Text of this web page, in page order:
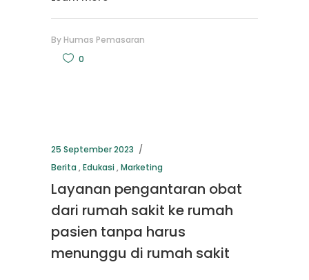
By Humas Pemasaran
0
25 September 2023
Berita ,Edukasi,Marketing
Layanan pengantaran obat
dari rumah sakit ke rumah
pasien tanpa harus
menunggu di rumah sakit